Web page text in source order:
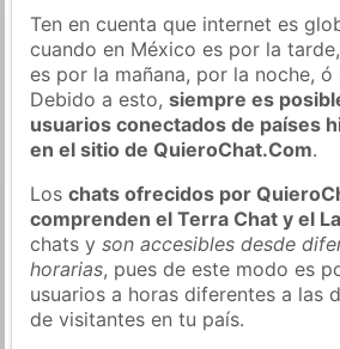
Ten en cuenta que internet es
cuando en México es por la
es por la mañana, por la noche,
Debido a esto,siempre es
usuarios conectados de países
en el sitio de QuieroChat.Com.
Loschats ofrecidos por
comprenden el Terra Chat y el
chats yson accesibles desde
horarias, pues de este modo es
usuarios a horas diferentes a las
de visitantes en tu país.